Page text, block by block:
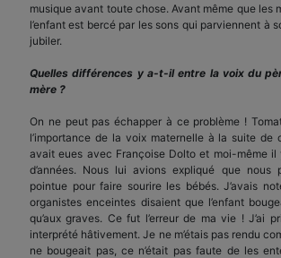
musique avant toute chose. Avant même que les
l’enfant est bercé par les sons qui parviennent à
jubiler.
Quelles différences y a-t-il entre la voix du
mère ?
On ne peut pas échapper à ce problème !
l’importance de la voix maternelle à la suite de
avait eues avec Françoise Dolto et moi-même
d’années. Nous lui avions expliqué que nous
pointue pour faire sourire les bébés. J’avais
organistes enceintes disaient que l’enfant
qu’aux graves. Ce fut l’erreur de ma vie ! J’ai
interprété hâtivement. Je ne m’étais pas rendu
ne bougeait pas, ce n’était pas faute de les